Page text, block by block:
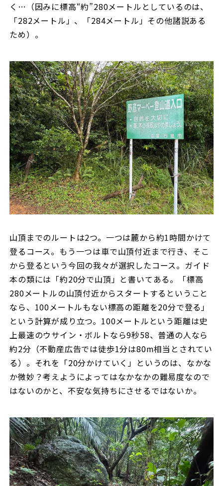
く…（因みに標高“約”280メートルとしているのは、
「282メートル」、「284メートル」その他諸説ある
ため）。
山頂までのルートは2つ。一つは麓から約1時間かけて
登るコース。もう一つは車で山頂付近まで行き、そこ
から登るという今回の我々が選択したコース。ガイド
本の類には「約20分で山頂」と書いてある。「標高
280メートルの山頂付近からスタートするということ
なら、100メートルもない標高の距離を20分で登る」
という計算が成り立つ。100メートルという距離は史
上最速のウサイン・ボルトなら9秒58、普通の人なら
約2分（不動産広告では徒歩1分は80m相当とされてい
る）。それを「20分かけていく」というのは、なかな
か微妙？考えようによってはなかなかの難易度なので
はないのかと、不安な気持ちにさせるではないか。